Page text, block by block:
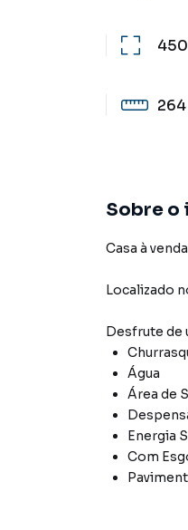
450
264
Sobre o
Casa à
Localizado
Desfrute de
Água
Área de
Energia
Com